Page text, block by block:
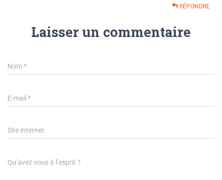
RÉPONDRE
Laisser un commentaire
Nom*
E-mail *
Site internet
Qu’avez vous à l’esprit ?